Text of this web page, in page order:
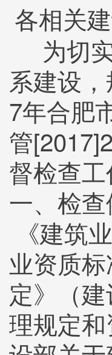
各相关
为切实
系建设
7年合肥
管
督检查
一、检
《建筑
业资质
定》（
理规定